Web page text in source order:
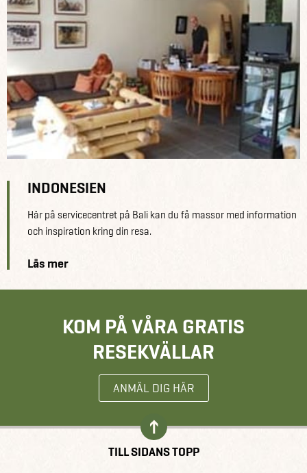
INDONESIEN
Här på servicecentret på Bali kan du få massor med information
och inspiration kring din resa.
Läs mer
KOM PÅ VÅRA GRATIS
RESEKVÄLLAR
ANMÄL DIG HÄR
TILL SIDANS TOPP